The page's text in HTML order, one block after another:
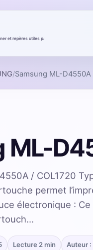
/Samsung ML-D4550A
ML-
/ COL1720
permet
électronique :
Lecture 2 min Auteur